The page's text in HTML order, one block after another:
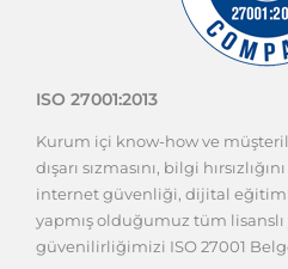
ISO 27001:2013
Kurum içi know-how ve
dışarı sızmasını, bilgi
internet güvenliği, dijital
yapmış olduğumuz tüm lisanslı
güvenilirliğimizi ISO 27001